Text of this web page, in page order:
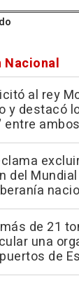
Nacional
al rey
y destacó
entre
del
de 21
una
de